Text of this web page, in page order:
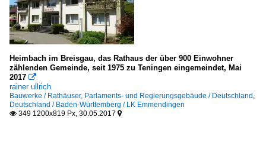
Heimbach im Breisgau, das Rathaus der über 900 Einwohner
zählenden Gemeinde, seit 1975 zu Teningen eingemeindet, Mai
2017 
rainer ullrich
Bauwerke / Rathäuser, Parlaments- und Regierungsgebäude / Deutschland,
Deutschland / Baden-Württemberg / LK Emmendingen
 349 1200x819 Px, 30.05.2017 